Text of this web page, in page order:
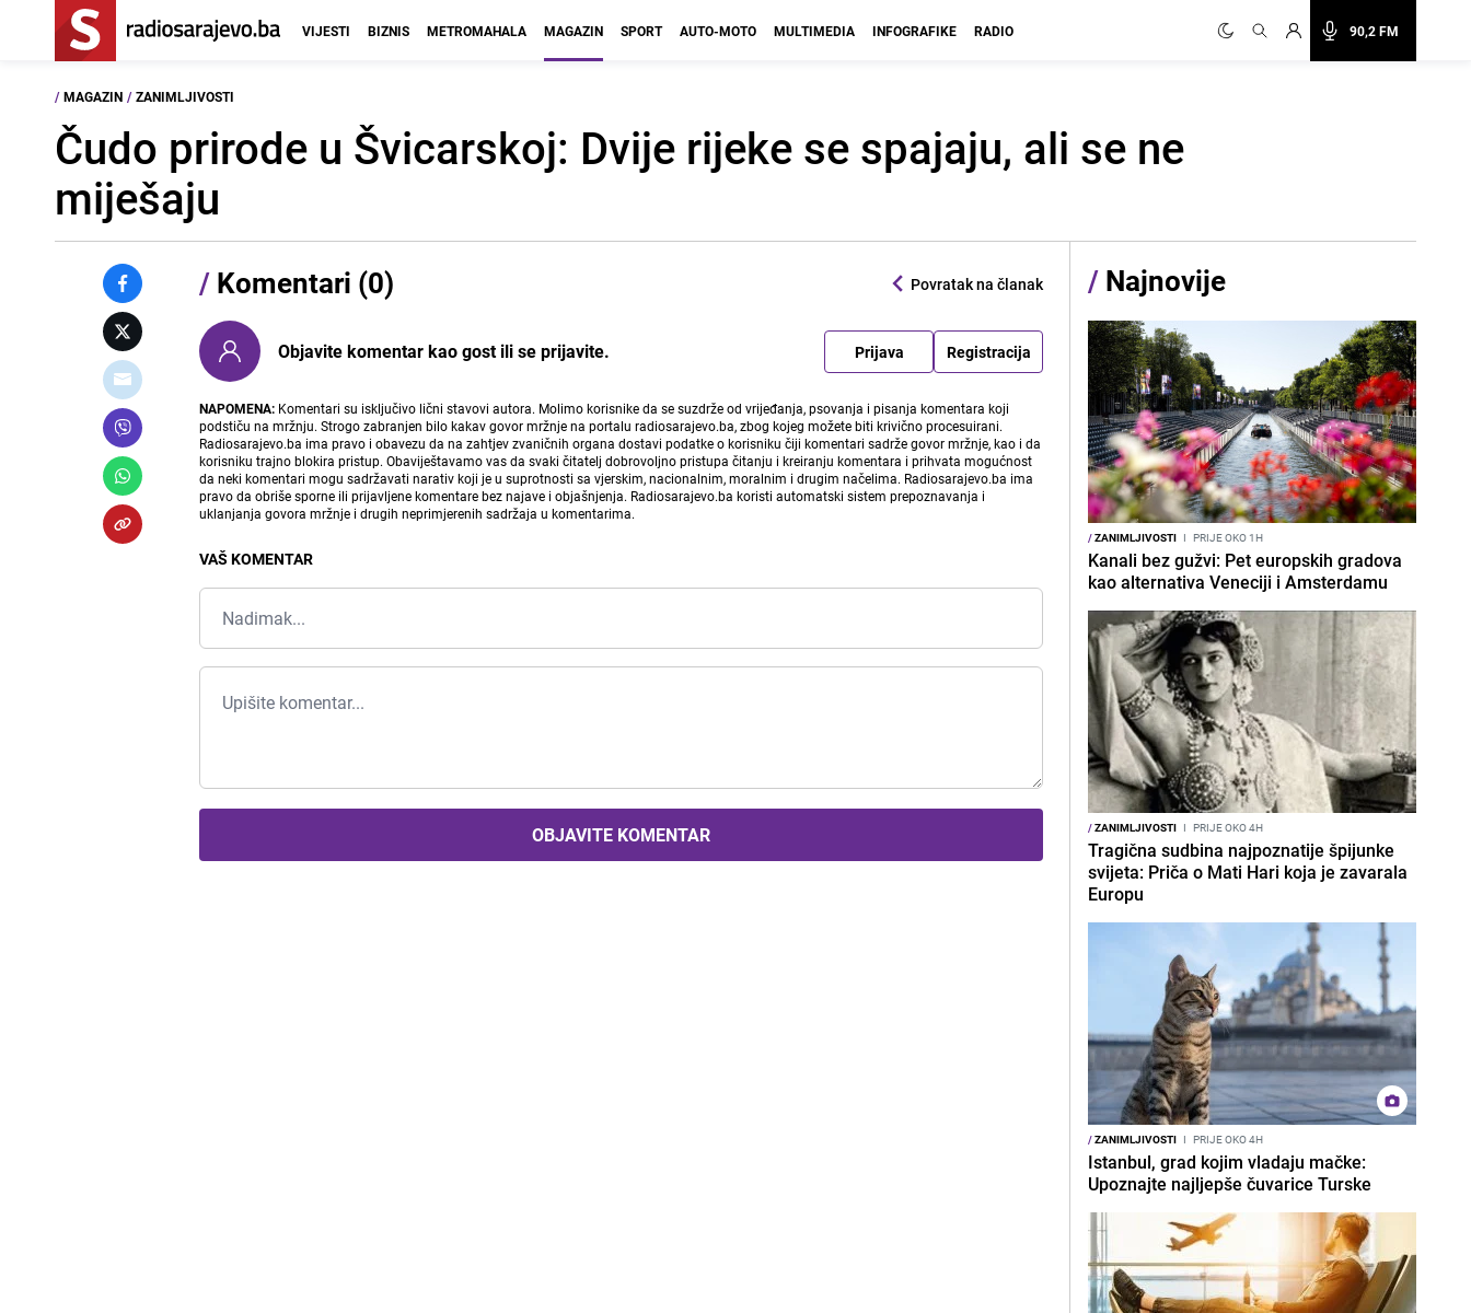
90,2 FM
VIJESTI BIZNIS METROMAHALA MAGAZIN SPORT AUTO-MOTO MULTIMEDIA INFOGRAFIKE RADIO
/ MAGAZIN / ZANIMLJIVOSTI
Čudo prirode u Švicarskoj: Dvije rijeke se spajaju, ali se ne
miješaju
/ Komentari (0) Povratak na članak
Objavite komentar kao gost ili se prijavite. Prijava Registracija
NAPOMENA: Komentari su isključivo lični stavovi autora. Molimo korisnike da se suzdrže od vrijeđanja, psovanja i pisanja komentara koji
podstiču na mržnju. Strogo zabranjen bilo kakav govor mržnje na portalu radiosarajevo.ba, zbog kojeg možete biti krivično procesuirani.
Radiosarajevo.ba ima pravo i obavezu da na zahtjev zvaničnih organa dostavi podatke o korisniku čiji komentari sadrže govor mržnje, kao i da
korisniku trajno blokira pristup. Obaviještavamo vas da svaki čitatelj dobrovoljno pristupa čitanju i kreiranju komentara i prihvata mogućnost
da neki komentari mogu sadržavati narativ koji je u suprotnosti sa vjerskim, nacionalnim, moralnim i drugim načelima. Radiosarajevo.ba ima
pravo da obriše sporne ili prijavljene komentare bez najave i objašnjenja. Radiosarajevo.ba koristi automatski sistem prepoznavanja i
uklanjanja govora mržnje i drugih neprimjerenih sadržaja u komentarima.
VAŠ KOMENTAR
OBJAVITE KOMENTAR
/ Najnovije
/ZANIMLJIVOSTI I PRIJE OKO 1H
Kanali bez gužvi: Pet europskih gradova
kao alternativa Veneciji i Amsterdamu
/ZANIMLJIVOSTI I PRIJE OKO 4H
Tragična sudbina najpoznatije špijunke
svijeta: Priča o Mati Hari koja je zavarala
Europu
/ZANIMLJIVOSTI I PRIJE OKO 4H
Istanbul, grad kojim vladaju mačke:
Upoznajte najljepše čuvarice Turske